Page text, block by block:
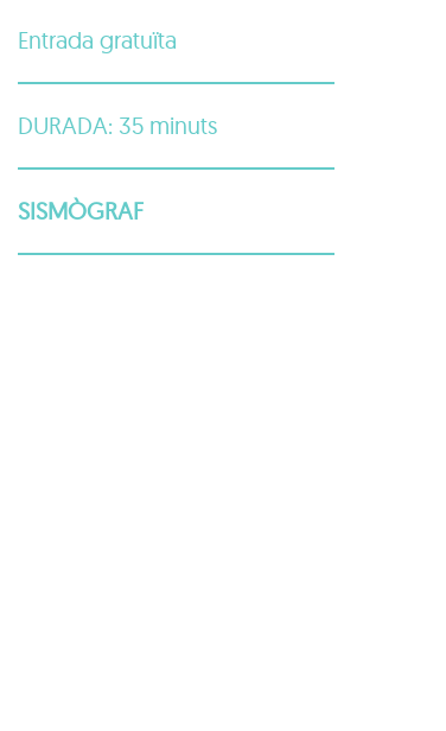
Entrada gratuïta
DURADA: 35 minuts
SISMÒGRAF